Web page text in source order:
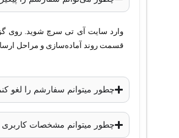
وارد سایت آی تی سرچ شوید. روی
قسمت روند آماده‌سازی و مراحل
چطور میتوانم سفارشم را لغو
چطور میتوانم مشخصات کاربری